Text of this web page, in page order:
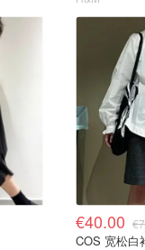
€40.00
COS 宽松白